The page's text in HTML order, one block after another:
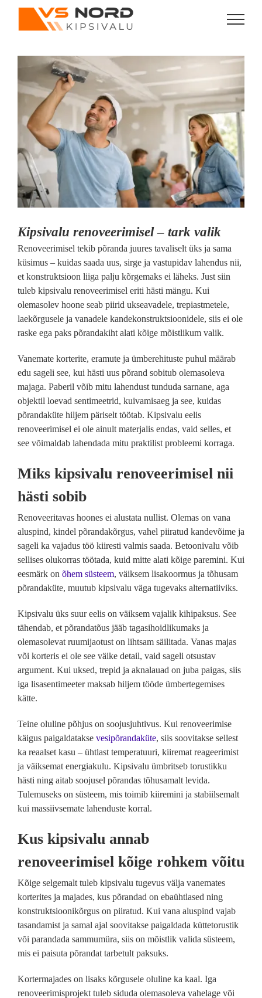
content
Image
Kipsivalu renoveerimisel – tark valik
Renoveerimisel tekib põranda juures tavaliselt üks ja sama
küsimus – kuidas saada uus, sirge ja vastupidav lahendus nii,
et konstruktsioon liiga palju kõrgemaks ei läheks. Just siin
tuleb kipsivalu renoveerimisel eriti hästi mängu. Kui
olemasolev hoone seab piirid ukseavadele, trepiastmetele,
laekõrgusele ja vanadele kandekonstruktsioonidele, siis ei ole
raske ega paks põrandakiht alati kõige mõistlikum valik.
Vanemate korterite, eramute ja ümberehituste puhul määrab
edu sageli see, kui hästi uus põrand sobitub olemasoleva
majaga. Paberil võib mitu lahendust tunduda sarnane, aga
objektil loevad sentimeetrid, kuivamisaeg ja see, kuidas
põrandaküte hiljem päriselt töötab. Kipsivalu eelis
renoveerimisel ei ole ainult materjalis endas, vaid selles, et
see võimaldab lahendada mitu praktilist probleemi korraga.
Miks kipsivalu renoveerimisel nii
hästi sobib
Renoveeritavas hoones ei alustata nullist. Olemas on vana
aluspind, kindel põrandakõrgus, vahel piiratud kandevõime ja
sageli ka vajadus töö kiiresti valmis saada. Betoonivalu võib
sellises olukorras töötada, kuid mitte alati kõige paremini. Kui
eesmärk on õhem süsteem, väiksem lisakoormus ja tõhusam
põrandaküte, muutub kipsivalu väga tugevaks alternatiiviks.
Kipsivalu üks suur eelis on väiksem vajalik kihipaksus. See
tähendab, et põrandatõus jääb tagasihoidlikumaks ja
olemasolevat ruumijaotust on lihtsam säilitada. Vanas majas
või korteris ei ole see väike detail, vaid sageli otsustav
argument. Kui uksed, trepid ja aknalauad on juba paigas, siis
iga lisasentimeeter maksab hiljem tööde ümbertegemises
kätte.
Teine oluline põhjus on soojusjuhtivus. Kui renoveerimise
käigus paigaldatakse vesipõrandaküte, siis soovitakse sellest
ka reaalset kasu – ühtlast temperatuuri, kiiremat reageerimist
ja väiksemat energiakulu. Kipsivalu ümbritseb torustikku
hästi ning aitab soojusel põrandas tõhusamalt levida.
Tulemuseks on süsteem, mis toimib kiiremini ja stabiilsemalt
kui massiivsemate lahenduste korral.
Kus kipsivalu annab
renoveerimisel kõige rohkem võitu
Kõige selgemalt tuleb kipsivalu tugevus välja vanemates
korterites ja majades, kus põrandad on ebaühtlased ning
konstruktsioonikõrgus on piiratud. Kui vana aluspind vajab
tasandamist ja samal ajal soovitakse paigaldada küttetorustik
või parandada sammumüra, siis on mõistlik valida süsteem,
mis ei paisuta põrandat tarbetult paksuks.
Kortermajades on lisaks kõrgusele oluline ka kaal. Iga
renoveerimisprojekt tuleb siduda olemasoleva vahelage või